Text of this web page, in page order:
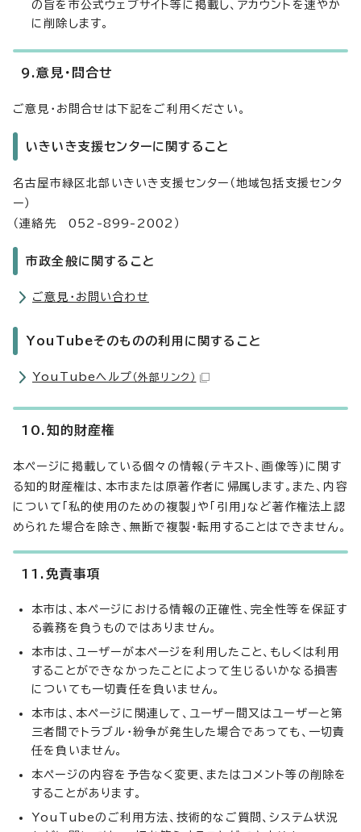
の旨を市公式ウェブサイト等に掲載し、アカウントを速やか
に削除します。
9.意見・問合せ
ご意見・お問合せは下記をご利用ください。
いきいき支援センターに関すること
名古屋市緑区北部いきいき支援センター（地域包括支援センタ
ー）
（連絡先 052-899-2002）
市政全般に関すること
ご意見・お問い合わせ
YouTubeそのものの利用に関すること
YouTubeヘルプ （外部リンク）
10.知的財産権
本ページに掲載している個々の情報(テキスト、画像等)に関す
る知的財産権は、本市または原著作者に帰属します。また、内容
について「私的使用のための複製」や「引用」など著作権法上認
められた場合を除き、無断で複製・転用することはできません。
11.免責事項
本市は、本ページにおける情報の正確性、完全性等を保証す
る義務を負うものではありません。
本市は、ユーザーが本ページを利用したこと、もしくは利用
することができなかったことによって生じるいかなる損害
についても一切責任を負いません。
本市は、本ページに関連して、ユーザー間又はユーザーと第
三者間でトラブル・紛争が発生した場合であっても、一切責
任を負いません。
本ページの内容を予告なく変更、またはコメント等の削除を
することがあります。
YouTubeのご利用方法、技術的なご質問、システム状況